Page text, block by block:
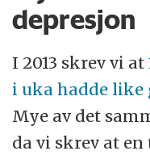
depresjon
I 2013 skrev vi at
i uka hadde
Mye av det
da vi skrev at